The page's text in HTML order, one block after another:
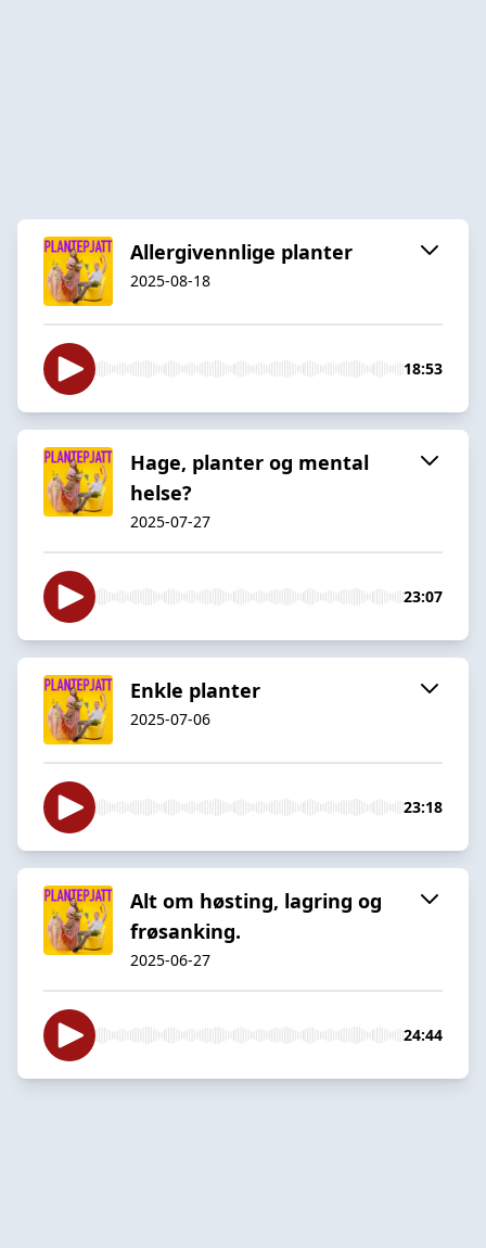
Allergivennlige planter
2025-08-18
18:53
Hage, planter og mental
helse?
2025-07-27
23:07
Enkle planter
2025-07-06
23:18
Alt om høsting, lagring og
frøsanking.
2025-06-27
24:44